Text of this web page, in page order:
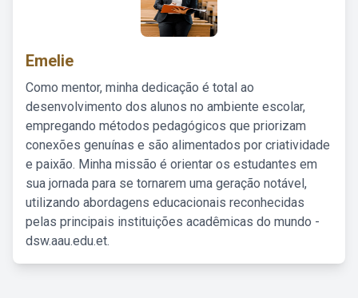
Emelie
Como mentor, minha dedicação é total ao
desenvolvimento dos alunos no ambiente escolar,
empregando métodos pedagógicos que priorizam
conexões genuínas e são alimentados por criatividade
e paixão. Minha missão é orientar os estudantes em
sua jornada para se tornarem uma geração notável,
utilizando abordagens educacionais reconhecidas
pelas principais instituições acadêmicas do mundo -
dsw.aau.edu.et.